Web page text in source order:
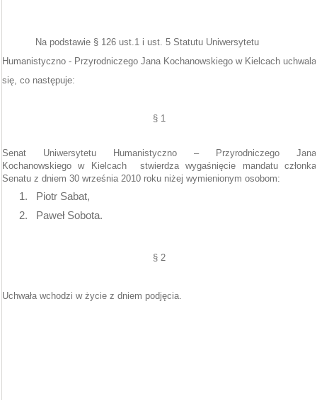
Na podstawie § 126 ust.1 i ust. 5 Statutu Uniwersytetu
Humanistyczno - Przyrodniczego Jana Kochanowskiego w Kielcach uchwala
się, co następuje:
§ 1
Senat Uniwersytetu Humanistyczno – Przyrodniczego Jana
Kochanowskiego w Kielcach
stwierdza wygaśnięcie mandatu członka
Senatu z dniem 30 września 2010 roku niżej wymienionym osobom:
1.
Piotr Sabat,
2.
Paweł Sobota.
§ 2
Uchwała wchodzi w życie z dniem podjęcia.